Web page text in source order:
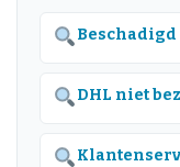
Beschadigd
DHL niet